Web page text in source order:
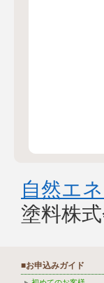
自然エ
塗料株
■お申込みガイド